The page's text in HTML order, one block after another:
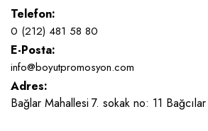
Telefon:
0 (212) 481 58 80
E-Posta:
info@boyutpromosyon.com
Adres:
Bağlar Mahallesi 7. sokak no: 11